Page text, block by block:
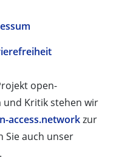
open-
und Kritik stehen wir
access.networkzur
Sie auch unser